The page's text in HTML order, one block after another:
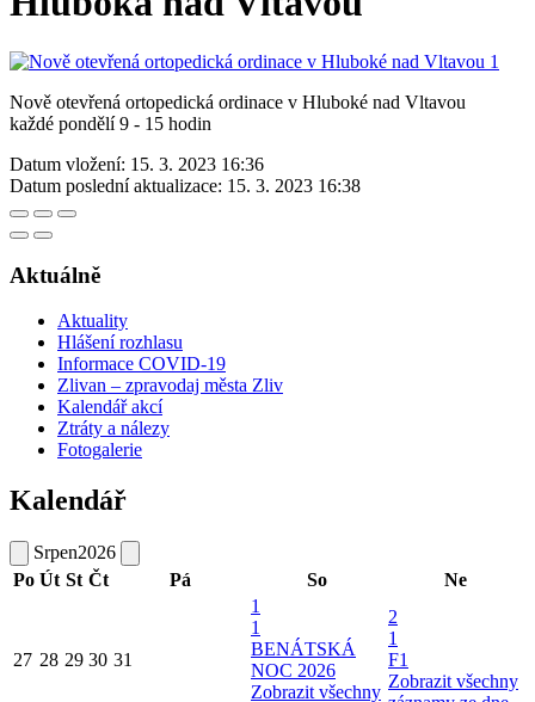
Nově otevřená ortopedická ordinace v Hluboké nad Vltavou
každé pondělí 9 - 15 hodin
Datum vložení: 15. 3. 2023 16:36
Datum poslední aktualizace: 15. 3. 2023 16:38
Aktuálně
Aktuality
Hlášení rozhlasu
Informace COVID-19
Zlivan – zpravodaj města Zliv
Kalendář akcí
Ztráty a nálezy
Fotogalerie
Kalendář
Srpen2026
Po Út St Čt Pá So Ne
27 28 29 30 31
1
1
BENÁTSKÁ
NOC 2026
Zobrazit všechny
2
1
F1
Zobrazit všechny